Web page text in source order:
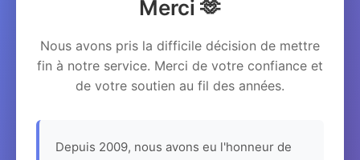
Merci 🫶
Nous avons pris la difficile décision de mettre
fin à notre service. Merci de votre confiance et
de votre soutien au fil des années.
Depuis 2009, nous avons eu l'honneur de